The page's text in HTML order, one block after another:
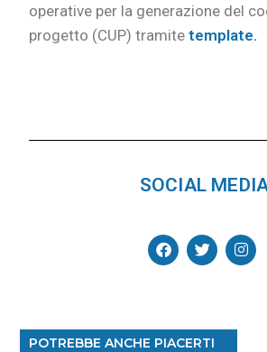
operative per la generazione del
progetto (CUP) tramitetemplate.
SOCIAL
POTREBBE ANCHE PIACERTI